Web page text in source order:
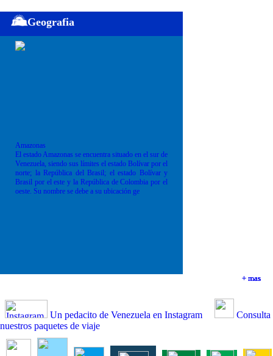
+ mas
+ mas
+ mas
Geografia
Amazonas
El estado Amazonas se encuentra situado en el sur de
Venezuela, siendo sus límites el estado Bolívar por el
norte; la República del Brasil; el estado Bolívar y
Brasil por el este y la República de Colombia por el
oeste. Su nombre se debe a su ubicación ge
+ mas
Un pedacito de Venezuela en Instagram
Consulta
nuestros paquetes de viaje